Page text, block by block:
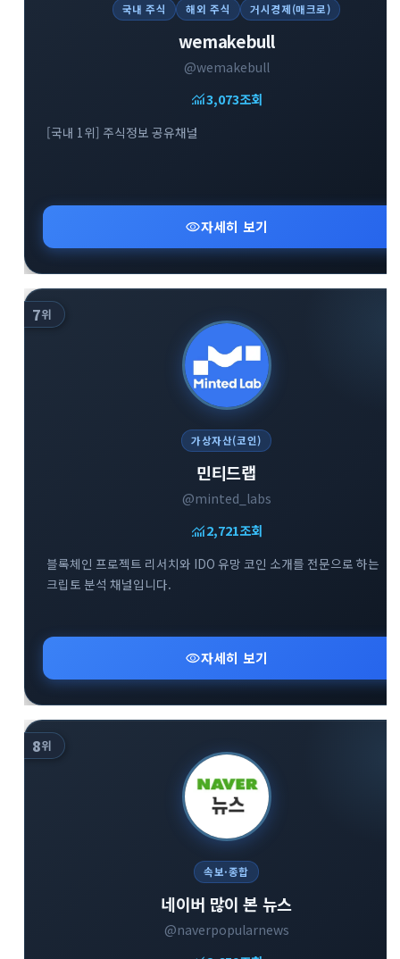
국내 주식 해외 주식 거시경제(매크로)
wemakebull
@wemakebull
monitoring3,073조회
[국내 1위] 주식정보 공유채널
visibility자세히 보기
7위
가상자산(코인)
민티드랩
@minted_labs
monitoring2,721조회
블록체인 프로젝트 리서치와 IDO 유망 코인 소개를 전문으로 하는
크립토 분석 채널입니다.
visibility자세히 보기
8위
속보·종합
네이버 많이 본 뉴스
@naverpopularnews